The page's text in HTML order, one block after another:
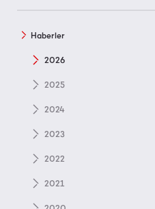
Haberler
2026
2025
2024
2023
2022
2021